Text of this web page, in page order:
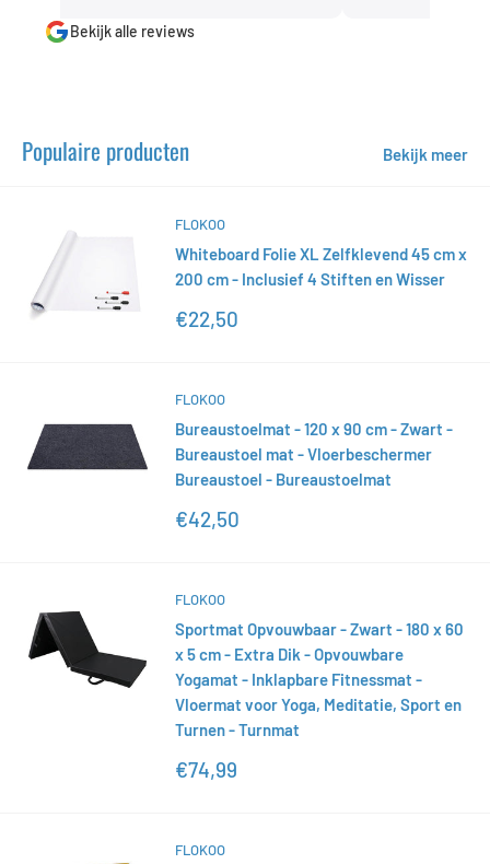
Bekijk alle reviews
Populaire producten Bekijk meer
FLOKOO
Whiteboard Folie XL Zelfklevend 45 cm x
200 cm - Inclusief 4 Stiften en Wisser
Actieprijs
€22,50
FLOKOO
Bureaustoelmat - 120 x 90 cm - Zwart -
Bureaustoel mat - Vloerbeschermer
Bureaustoel - Bureaustoelmat
Actieprijs
€42,50
FLOKOO
Sportmat Opvouwbaar - Zwart - 180 x 60
x 5 cm - Extra Dik - Opvouwbare
Yogamat - Inklapbare Fitnessmat -
Vloermat voor Yoga, Meditatie, Sport en
Turnen - Turnmat
Actieprijs
€74,99
FLOKOO